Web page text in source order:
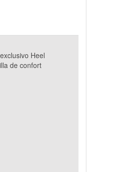
Heel
de confort